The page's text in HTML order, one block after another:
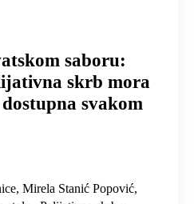
saboru:
skrb mora
svakom
Mirela Stanić Popović,